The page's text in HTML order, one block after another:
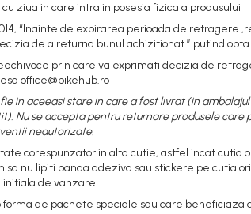
ziua in care intra in posesia fizica a produsului
“Inainte de expirarea perioada de
de a returna bunul achizitionat ” putind
prin care va exprimati decizia de
office@bikehub.ro
in aceeasi stare in care a fost livrat (in
Nu se accepta pentru returnare produsele
neautorizate.
corespunzator in alta cutie, astfel incat cutia
nu lipiti banda adeziva sau stickere pe cutia
initiala de vanzare.
de pachete speciale sau care beneficiaza